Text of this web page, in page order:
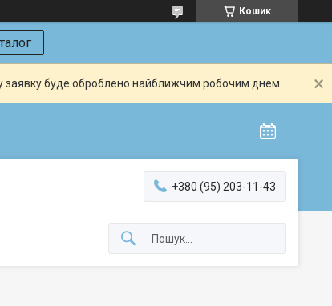
Кошик
заявку буде оброблено найближчим робочим днем.
+380 (95) 203-11-43